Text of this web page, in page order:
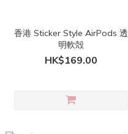
香港 Sticker Style AirPods 透
明軟殻
HK$169.00